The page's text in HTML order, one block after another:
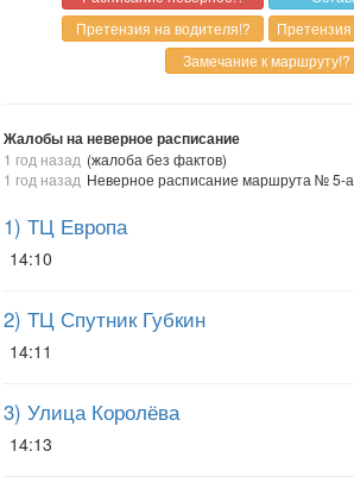
Жалобы на неверное расписание
1 год назад (жалоба без фактов)
1 год назад Неверное расписание маршрута № 5-а
1) ТЦ Европа
14:10
2) ТЦ Спутник Губкин
14:11
3) Улица Королёва
14:13